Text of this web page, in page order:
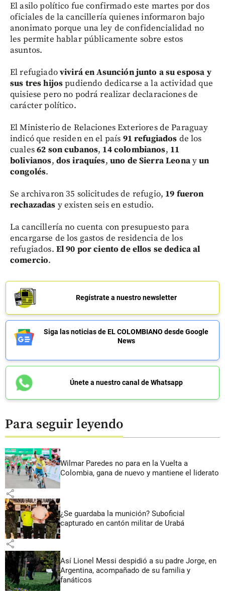
El asilo político fue confirmado este martes por dos
oficiales de la cancillería quienes informaron bajo
anonimato porque una ley de confidencialidad no
les permite hablar públicamente sobre estos
asuntos.
El refugiadovivirá en Asunción junto a su esposa y
sus tres hijospudiendo dedicarse a la actividad que
quisiese pero no podrá realizar declaraciones de
carácter político.
El Ministerio de Relaciones Exteriores de Paraguay
indicó que residen en el país 91 refugiados de los
cuales62 son cubanos, 14 colombianos, 11
bolivianos, dos iraquíes, uno de Sierra Leonayun
congolés.
Se archivaron 35 solicitudes de refugio, 19 fueron
rechazadas y existen seis en estudio.
La cancillería no cuenta con presupuesto para
encargarse de los gastos de residencia de los
refugiados. El 90 por ciento de ellos se dedica al
comercio.
Regístrate a nuestro newsletter
Siga las noticias de EL COLOMBIANO desde Google
News
Únete a nuestro canal de Whatsapp
Para seguir leyendo
Wilmar Paredes no para en la Vuelta a
Colombia, gana de nuevo y mantiene el liderato
share
¿Se guardaba la munición? Suboficial
capturado en cantón militar de Urabá
share
Así Lionel Messi despidió a su padre Jorge, en
Argentina, acompañado de su familia y
fanáticos